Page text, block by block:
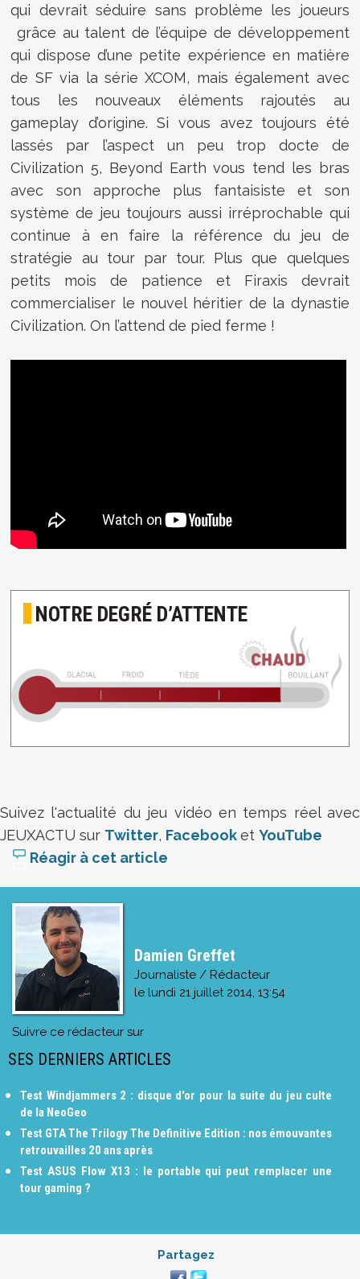
qui devrait séduire sans problème les joueurs
grâce au talent de l’équipe de développement
qui dispose d’une petite expérience en matière
de SF via la série XCOM, mais également avec
tous les nouveaux éléments rajoutés au
gameplay d’origine. Si vous avez toujours été
lassés par l’aspect un peu trop docte de
Civilization 5, Beyond Earth vous tend les bras
avec son approche plus fantaisiste et son
système de jeu toujours aussi irréprochable qui
continue à en faire la référence du jeu de
stratégie au tour par tour. Plus que quelques
petits mois de patience et Firaxis devrait
commercialiser le nouvel héritier de la dynastie
Civilization. On l’attend de pied ferme !
NOTRE DEGRÉ D’ATTENTE
Suivez l'actualité du jeu vidéo en temps réel avec
JEUXACTU sur Twitter, Facebooket YouTube
Réagir à cet article
Damien Greffet
Journaliste / Rédacteur
le lundi 21 juillet 2014, 13:54
Suivre ce rédacteur sur
SES DERNIERS ARTICLES
Test Windjammers 2 : disque d'or pour la suite du jeu culte
de la NeoGeo
Test GTA The Trilogy The Definitive Edition : nos émouvantes
retrouvailles 20 ans après
Test ASUS Flow X13 : le portable qui peut remplacer une
tour gaming ?
Partagez